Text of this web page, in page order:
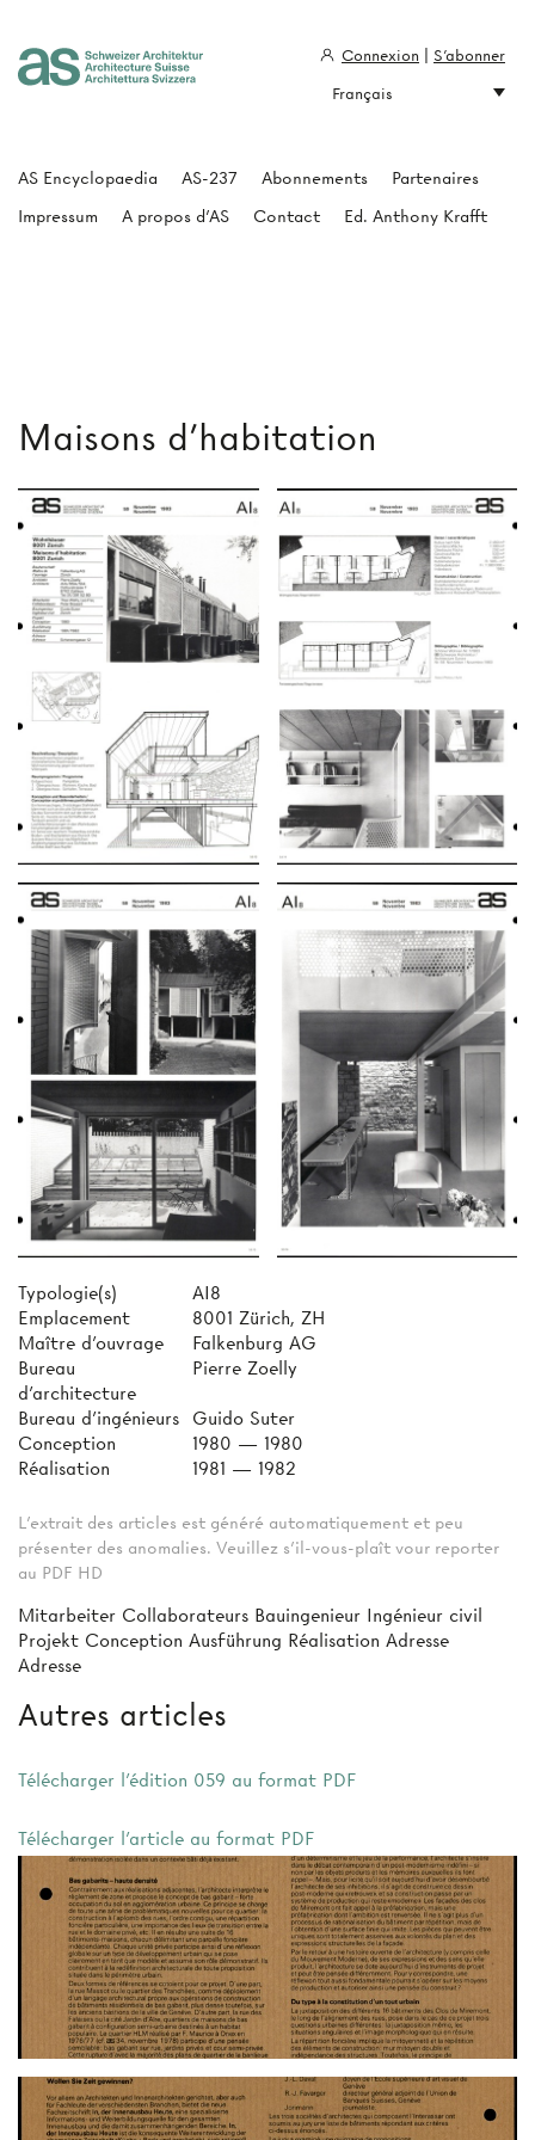
Maisons d'habitation
Typologie(s)
AI8
Emplacement
8001 Zürich, ZH
Maître d'ouvrage
Falkenburg AG
Bureau
d'architecture
Pierre Zoelly
Bureau d'ingénieurs
Guido Suter
Conception
1980 — 1980
Réalisation
1981 — 1982
L'extrait des articles est généré automatiquement et peu
présenter des anomalies. Veuillez s'il-vous-plaît vour reporter
au PDF HD
Mitarbeiter Collaborateurs Bauingenieur Ingénieur civil
Projekt Conception Ausführung Réalisation Adresse
Adresse
Autres articles
Télécharger l'édition 059 au format PDF
Télécharger l'article au format PDF
AS Encyclopaedia AS-237 Abonnements
Partenaires
Impressum
A propos d'AS Contact Ed. Anthony Krafft
Connexion
S'abonner
Français